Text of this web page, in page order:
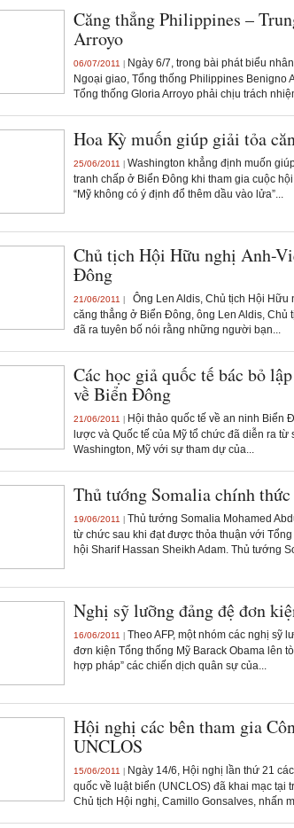
Căng thẳng Philippines –
Arroyo
06/07/2011
Ngày 6/7, trong bài phát biểu
Ngoại giao, Tổng thống Philippines Benigno
Tổng thống Gloria Arroyo phải chịu trách
Hoa Kỳ muốn giúp giải tỏa
25/06/2011
Washington khẳng định muốn
tranh chấp ở Biển Đông khi tham gia cuộc
“Mỹ không có ý định đổ thêm dầu vào lửa”...
Chủ tịch Hội Hữu nghị Anh-
Đông
21/06/2011
Ông Len Aldis, Chủ tịch Hội Hữu
căng thẳng ở Biển Đông, ông Len Aldis, Chủ
đã ra tuyên bố nói rằng những người bạn...
Các học giả quốc tế bác bỏ
về Biển Đông
21/06/2011
Hội thảo quốc tế về an ninh Biển
lược và Quốc tế của Mỹ tổ chức đã diễn ra
Washington, Mỹ với sự tham dự của...
Thủ tướng Somalia chính
19/06/2011
Thủ tướng Somalia Mohamed
từ chức sau khi đạt được thỏa thuận với
hội Sharif Hassan Sheikh Adam. Thủ tướng
Nghị sỹ lưỡng đảng đệ đơn
16/06/2011
Theo AFP, một nhóm các nghị sỹ
đơn kiện Tổng thống Mỹ Barack Obama lên
hợp pháp” các chiến dịch quân sự của...
Hội nghị các bên tham gia
UNCLOS
15/06/2011
Ngày 14/6, Hội nghị lần thứ 21
quốc về luật biển (UNCLOS) đã khai mạc tại
Chủ tịch Hội nghị, Camillo Gonsalves, nhấn